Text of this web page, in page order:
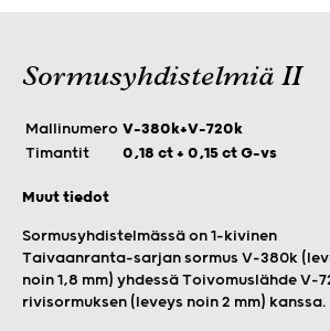
Sormusyhdistelmiä II
Mallinumero V-380k+V-720k
Timantit
0,18 ct + 0,15 ct G-vs
Muut tiedot
Sormusyhdistelmässä on 1-kivinen
Taivaanranta-sarjan sormus V-380k
noin 1,8 mm) yhdessä Toivomuslähde V-
rivisormuksen (leveys noin 2 mm) kanssa.